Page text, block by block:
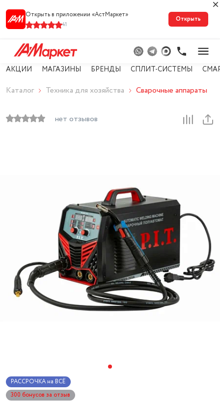
Открыть в приложении «АстМарке‪т‬»
41
Открыть
АКЦИИ МАГАЗИНЫ БРЕНДЫ СПЛИТ-СИСТЕМЫ
Каталог Техника для хозяйства Сварочные аппараты
нет отзывов
РАССРОЧКА на ВСЁ
300 бонусов за отзыв